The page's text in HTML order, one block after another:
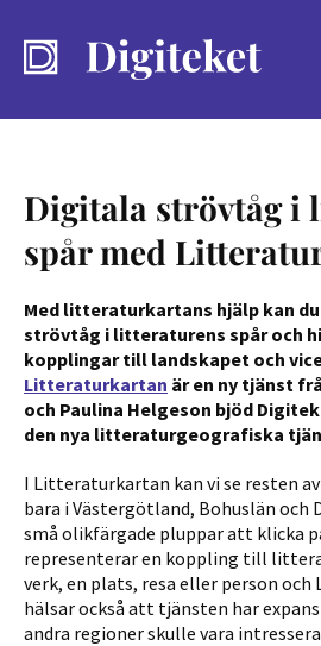
Digitala strövtåg i
spår med
Med litteraturkartans hjälp kan
strövtåg i litteraturens spår och
kopplingar till landskapet och
Litteraturkartan är en ny tjänst
och Paulina Helgeson bjöd
den nya litteraturgeografiska
I Litteraturkartan kan vi se resten
bara i Västergötland, Bohuslän och
små olikfärgade pluppar att klicka
representerar en koppling till
verk, en plats, resa eller person och
hälsar också att tjänsten har
andra regioner skulle vara